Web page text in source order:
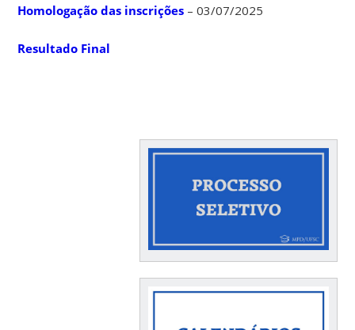
Homologação das inscrições – 03/07/2025
Resultado Final